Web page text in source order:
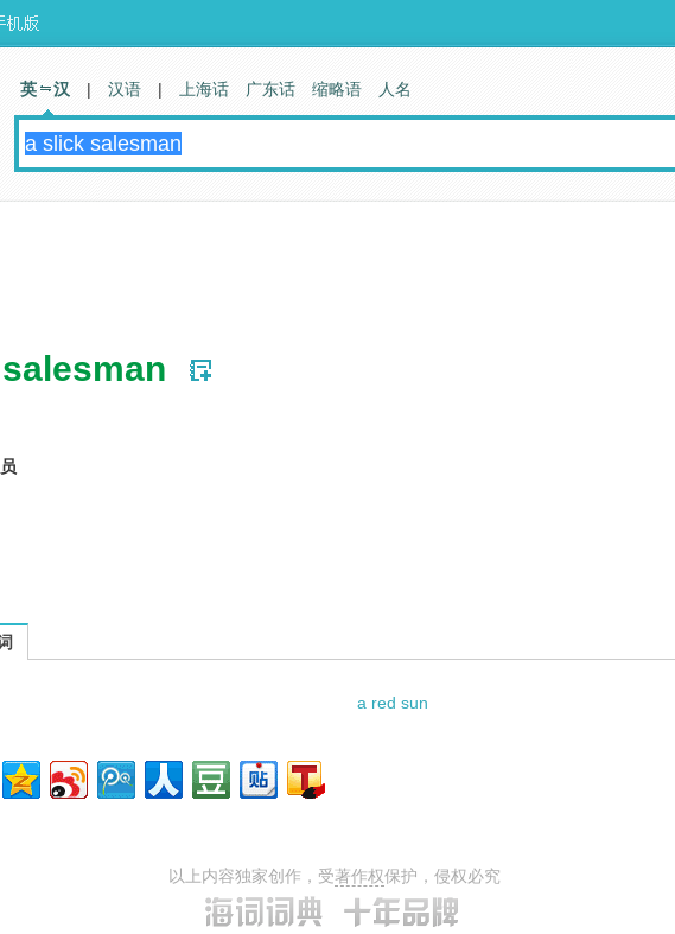
的相关资料：
a red sun
以上内容独家创作，受著作权保护，侵权必究
英 汉 | 汉语 | 上海话 广东话 缩略语 人名